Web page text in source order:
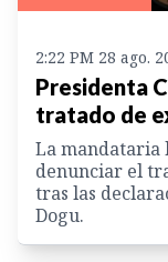
2:22 PM 28 ago.
Presidenta
tratado de
La mandataria
denunciar el
tras las
Dogu.